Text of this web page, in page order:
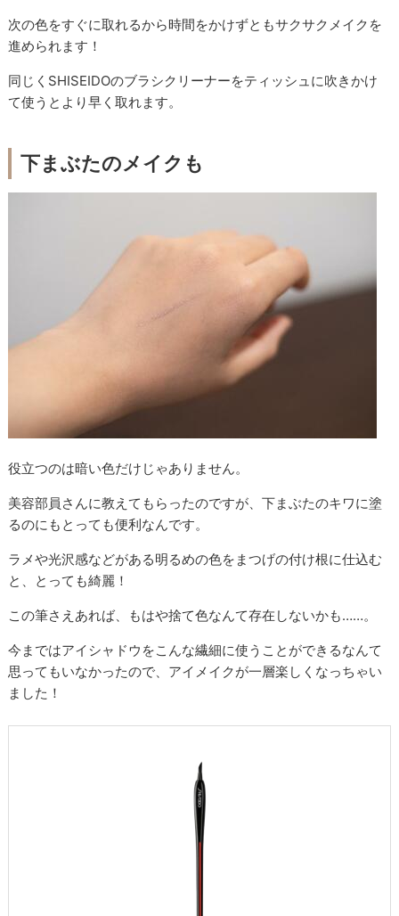
次の色をすぐに取れるから時間をかけずともサクサクメイクを
進められます！
同じくSHISEIDOのブラシクリーナーをティッシュに吹きかけ
て使うとより早く取れます。
下まぶたのメイクも
役立つのは暗い色だけじゃありません。
美容部員さんに教えてもらったのですが、下まぶたのキワに塗
るのにもとっても便利なんです。
ラメや光沢感などがある明るめの色をまつげの付け根に仕込む
と、とっても綺麗！
この筆さえあれば、もはや捨て色なんて存在しないかも……。
今まではアイシャドウをこんな繊細に使うことができるなんて
思ってもいなかったので、アイメイクが一層楽しくなっちゃい
ました！